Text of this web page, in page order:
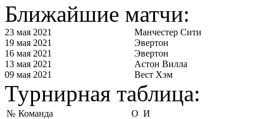
Ближайшие матчи:
23 мая 2021
Манчестер Сити
19 мая 2021
Эвертон
16 мая 2021
Эвертон
13 мая 2021
Астон Вилла
09 мая 2021
Вест Хэм
Турнирная таблица:
№ Команда О И